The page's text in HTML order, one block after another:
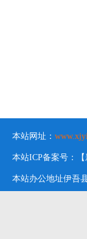
本站网址：
本站ICP备案号：【
本站办公地址伊吾